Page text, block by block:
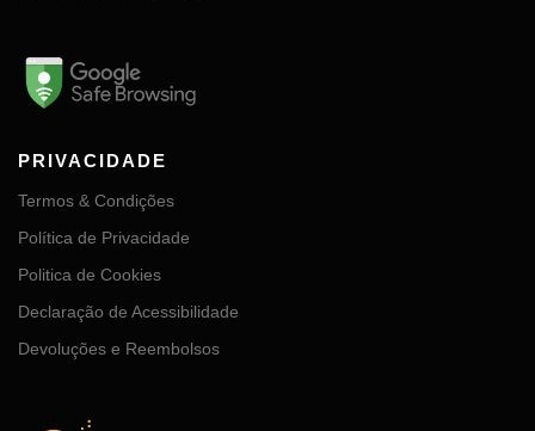
PRIVACIDADE
Termos & Condições
Política de Privacidade
Politica de Cookies
Declaração de Acessibilidade
Devoluções e Reembolsos